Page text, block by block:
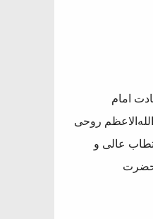
امام
روحی
عالی و
حضرت